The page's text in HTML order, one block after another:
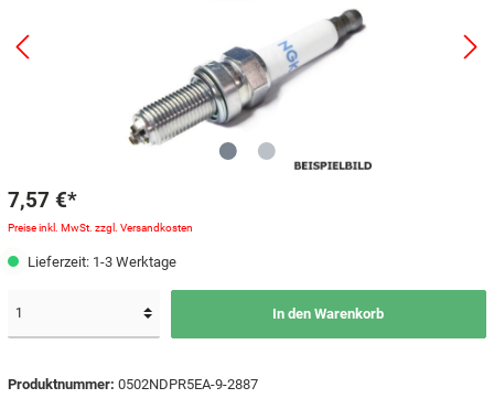
7,57 €*
Preise inkl. MwSt. zzgl. Versandkosten
Lieferzeit: 1-3 Werktage
In den Warenkorb
Produktnummer: 0502NDPR5EA-9-2887